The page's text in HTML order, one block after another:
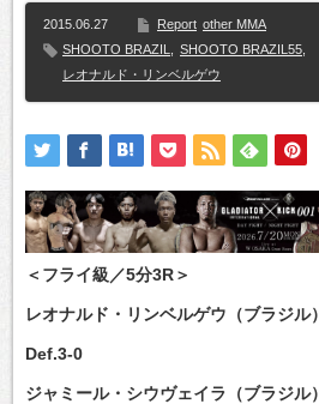
2015.06.27 Report other MMA
SHOOTO BRAZIL
SHOOTO BRAZIL55
レオナルド・リンベルゲウ
＜フライ級／5分3R＞
レオナルド・リンベルゲウ（ブラジル）
Def.3-0
ジャミール・シウヴェイラ（ブラジル）